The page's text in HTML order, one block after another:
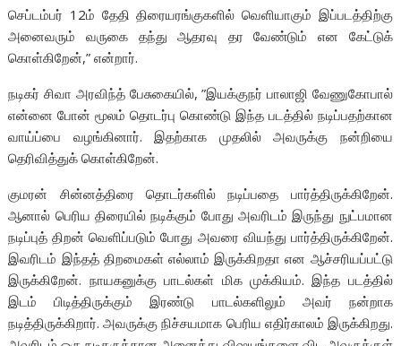
செப்டம்பர் 12ம் தேதி திரையரங்குகளில் வெளியாகும் இப்படத்திற்கு
அனைவரும் வருகை தந்து ஆதரவு தர வேண்டும் என கேட்டுக்
கொள்கிறேன்,” என்றார்.
நடிகர் சிவா அரவிந்த் பேசுகையில், ”இயக்குநர் பாலாஜி வேணுகோபால்
என்னை போன் மூலம் தொடர்பு கொண்டு இந்த படத்தில் நடிப்பதற்கான
வாய்ப்பை வழங்கினார். இதற்காக முதலில் அவருக்கு நன்றியை
தெரிவித்துக் கொள்கிறேன்.
குமரன் சின்னத்திரை தொடர்களில் நடிப்பதை பார்த்திருக்கிறேன்.
ஆனால் பெரிய திரையில் நடிக்கும் போது அவரிடம் இருந்து நுட்பமான
நடிப்புத் திறன் வெளிப்படும் போது அவரை வியந்து பார்த்திருக்கிறேன்.
இவரிடம் இந்தத் திறமைகள் எல்லாம் இருக்கிறதா என ஆச்சரியப்பட்டு
இருக்கிறேன். நாயகனுக்கு பாடல்கள் மிக முக்கியம். இந்த படத்தில்
இடம் பிடித்திருக்கும் இரண்டு பாடல்களிலும் அவர் நன்றாக
நடித்திருக்கிறார். அவருக்கு நிச்சயமாக பெரிய எதிர்காலம் இருக்கிறது.